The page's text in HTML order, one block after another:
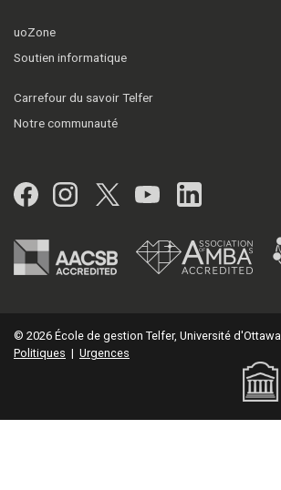
uoZone
Soutien informatique
Carrefour du savoir Telfer
Notre communauté
Facebook
Instagram
Twitter
YouTubeLinkedIn
© 2026 École de gestion Telfer, Université d'Ottawa
Politiques | Urgences